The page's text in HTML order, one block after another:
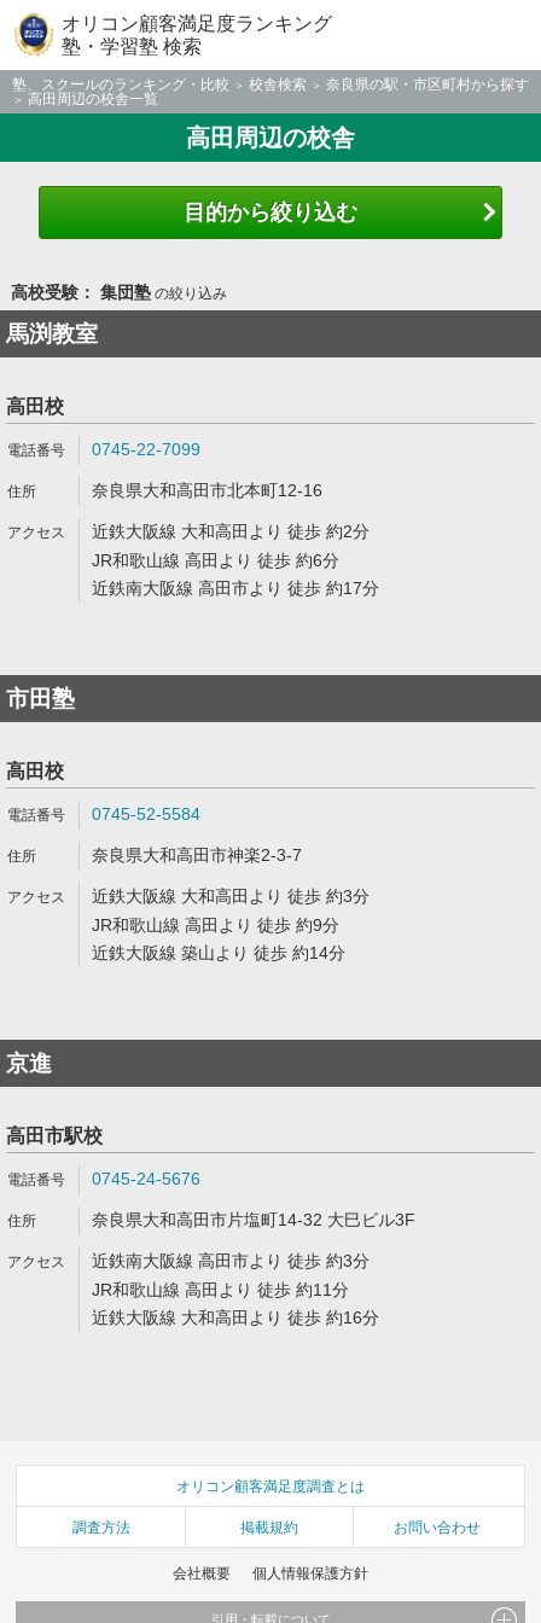
オリコン顧客満足度ランキング
塾・学習塾 検索
塾、スクールのランキング・比較 校舎検索
奈良県の駅・市区町村から探す
高田周辺の校舎一覧
高田周辺の校舎
目的から絞り込む
高校受験： 集団塾の絞り込み
馬渕教室
高田校
0745-22-7099
奈良県大和高田市北本町12-16
近鉄大阪線 大和高田より 徒歩 約2分
JR和歌山線 高田より 徒歩 約6分
近鉄南大阪線 高田市より 徒歩 約17分
市田塾
高田校
0745-52-5584
奈良県大和高田市神楽2-3-7
近鉄大阪線 大和高田より 徒歩 約3分
JR和歌山線 高田より 徒歩 約9分
近鉄大阪線 築山より 徒歩 約14分
京進
高田市駅校
0745-24-5676
奈良県大和高田市片塩町14-32 大巳ビル3F
近鉄南大阪線 高田市より 徒歩 約3分
JR和歌山線 高田より 徒歩 約11分
近鉄大阪線 大和高田より 徒歩 約16分
オリコン顧客満足度調査とは
調査方法 掲載規約 お問い合わせ
会社概要 個人情報保護方針
引用・転載について